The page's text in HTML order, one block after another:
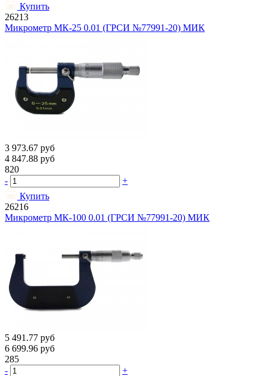
Купить
26213
Микрометр МК-25 0.01 (ГРСИ №77991-20) МИК
3 973.67 руб
4 847.88 руб
820
-
+
Купить
26216
Микрометр МК-100 0.01 (ГРСИ №77991-20) МИК
5 491.77 руб
6 699.96 руб
285
-
+